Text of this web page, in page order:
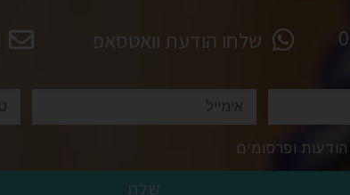
שלחו הודעת וואטסאפ
ופרסומים
שלח